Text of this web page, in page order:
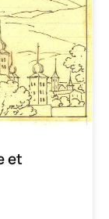
et